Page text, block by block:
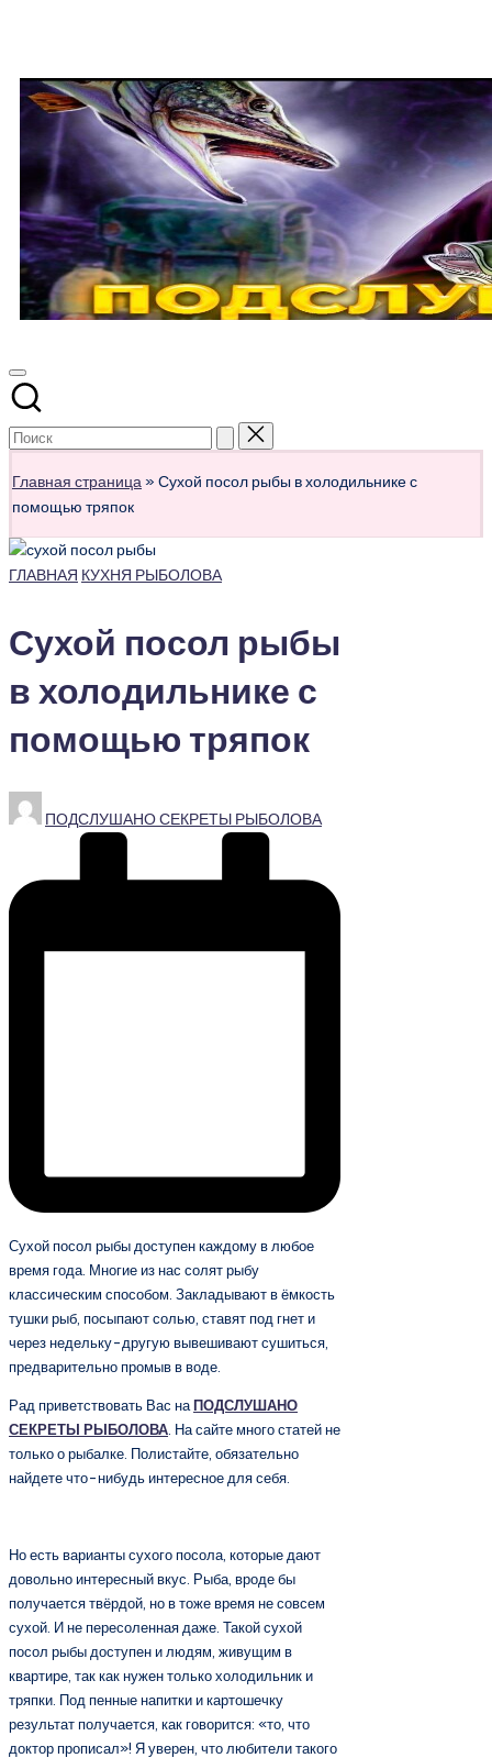
Перейти
содержимому
СЕКРЕТЫ
РЫБОЛОВА
авторский
журнал
о
Главная страница » Сухой посол рыбы в холодильнике с
помощью тряпок
Опубликовано
ГЛАВНАЯ КУХНЯ РЫБОЛОВА
Сухой посол рыбы
в холодильнике с
помощью тряпок
Запись
от
ПОДСЛУШАНО СЕКРЕТЫ РЫБОЛОВА
Сухой посол рыбы доступен каждому в любое
время года. Многие из нас солят рыбу
классическим способом. Закладывают в ёмкость
тушки рыб, посыпают солью, ставят под гнет и
через недельку-другую вывешивают сушиться,
предварительно промыв в воде.
Рад приветствовать Вас наПОДСЛУШАНО
СЕКРЕТЫ РЫБОЛОВА. На сайте много статей не
только о рыбалке. Полистайте, обязательно
найдете что-нибудь интересное для себя.
Но есть варианты сухого посола, которые дают
довольно интересный вкус. Рыба, вроде бы
получается твёрдой, но в тоже время не совсем
сухой. И не пересоленная даже. Такой сухой
посол рыбы доступен и людям, живущим в
квартире, так как нужен только холодильник и
тряпки. Под пенные напитки и картошечку
результат получается, как говорится: «то, что
доктор прописал»! Я уверен, что любители такого